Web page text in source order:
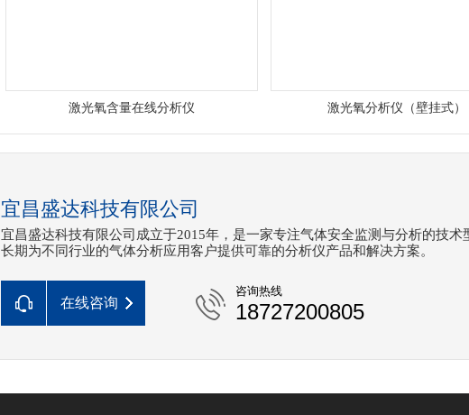
激光氧含量在线分析仪 激光氧分析仪（壁挂式）
宜昌盛达科技有限公司
宜昌盛达科技有限公司成立于2015年，是一家专注气体安全监测与分析的技术
长期为不同行业的气体分析应用客户提供可靠的分析仪产品和解决方案。
在线咨询
咨询热线
18727200805